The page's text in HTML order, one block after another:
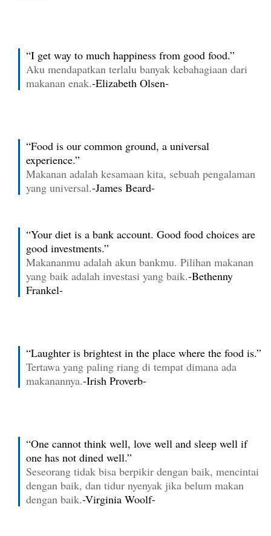
“I get way to much happiness from good food.”
Aku mendapatkan terlalu banyak kebahagiaan dari
makanan enak.-Elizabeth Olsen-
“Food is our common ground, a universal
experience.”
Makanan adalah kesamaan kita, sebuah pengalaman
yang universal.-James Beard-
“Your diet is a bank account. Good food choices are
good investments.”
Makananmu adalah akun bankmu. Pilihan makanan
yang baik adalah investasi yang baik.-Bethenny
Frankel-
“Laughter is brightest in the place where the food is.”
Tertawa yang paling riang di tempat dimana ada
makanannya.-Irish Proverb-
“One cannot think well, love well and sleep well if
one has not dined well.”
Seseorang tidak bisa berpikir dengan baik, mencintai
dengan baik, dan tidur nyenyak jika belum makan
dengan baik.-Virginia Woolf-